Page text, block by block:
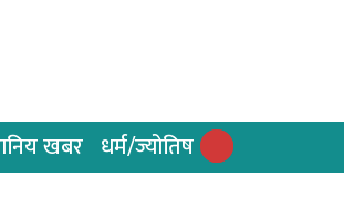
खबर धर्म/ज्योतिष